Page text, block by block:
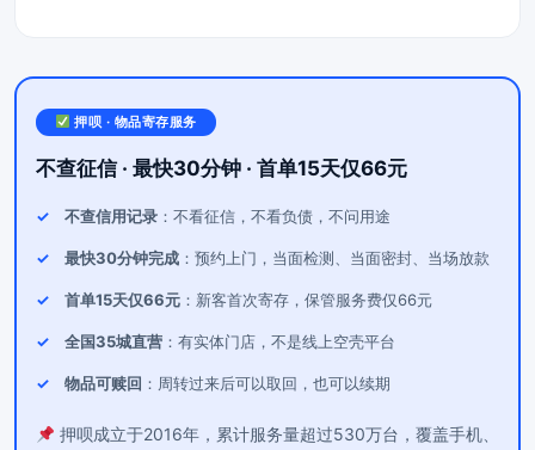
押呗 · 物品寄存服务
不查征信 · 最快30分钟 · 首单15天仅66元
不查信用记录 ：不看征信，不看负债，不问用途
最快30分钟完成 ：预约上门，当面检测、当面密封、当场放款
首单15天仅66元 ：新客首次寄存，保管服务费仅66元
全国35城直营 ：有实体门店，不是线上空壳平台
物品可赎回 ：周转过来后可以取回，也可以续期
押呗成立于2016年，累计服务量超过530万台，覆盖手机、